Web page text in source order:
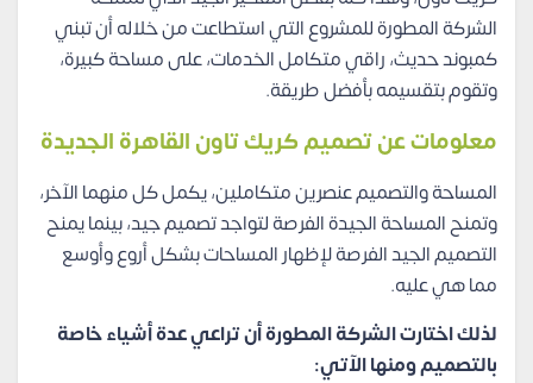
الشركة المطورة للمشروع التي استطاعت من خلاله أن تبني
كمبوند حديث، راقي متكامل الخدمات، على مساحة كبيرة،
وتقوم بتقسيمه بأفضل طريقة.
معلومات عن تصميم كريك تاون القاهرة الجديدة
المساحة والتصميم عنصرين متكاملين، يكمل كل منهما الآخر،
وتمنح المساحة الجيدة الفرصة لتواجد تصميم جيد، بينما يمنح
التصميم الجيد الفرصة لإظهار المساحات بشكل أروع وأوسع
مما هي عليه.
لذلك اختارت الشركة المطورة أن تراعي عدة أشياء خاصة
بالتصميم ومنها الآتي: